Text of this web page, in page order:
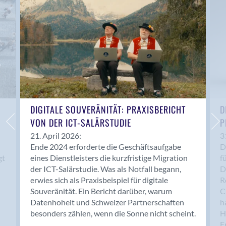
Anwil
Appenzell
Au SG
Baar
Baden
Balsthal
Balzers
Basel
Bassersdorf
Belp
Bendern
Benken (SG)
Bergdietikon
Berlin
Bern
Bern - Liebefeld
DIGITALE SOUVERÄNITÄT: PRAXISBERICHT
VON DER ICT-SALÄRSTUDIE
21. April 2026:
Ende 2024 erforderte die Geschäftsaufgabe
eines Dienstleisters die kurzfristige Migration
der ICT-Salärstudie. Was als Notfall begann,
erwies sich als Praxisbeispiel für digitale
Souveränität. Ein Bericht darüber, warum
Datenhoheit und Schweizer Partnerschaften
besonders zählen, wenn die Sonne nicht scheint.